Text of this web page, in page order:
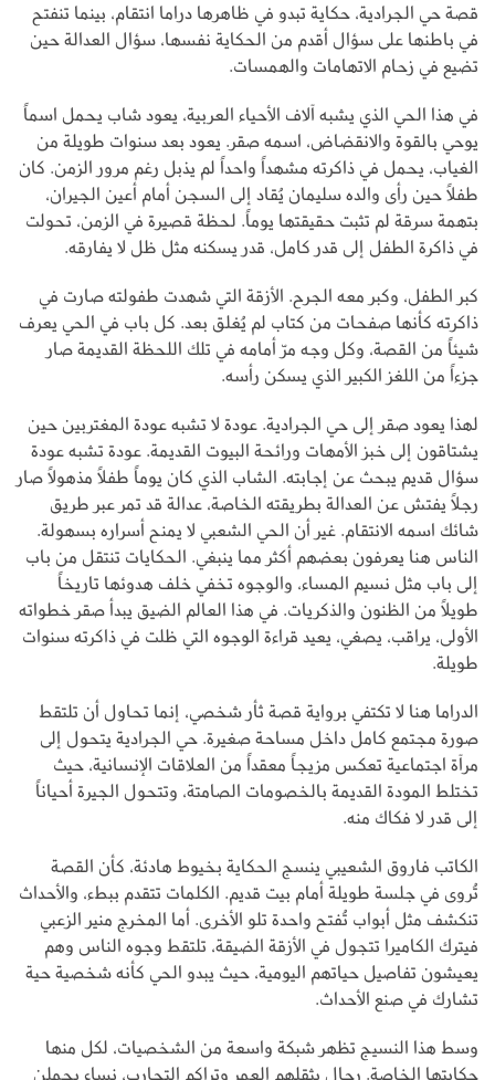
قصة حي الجرادية، حكاية تبدو في ظاهرها دراما انتقام، بينما تنفتح
في باطنها على سؤال أقدم من الحكاية نفسها، سؤال العدالة حين
تضيع في زحام الاتهامات والهمسات.
في هذا الحي الذي يشبه آلاف الأحياء العربية، يعود شاب يحمل اسماً
يوحي بالقوة والانقضاض، اسمه صقر. يعود بعد سنوات طويلة من
الغياب، يحمل في ذاكرته مشهداً واحداً لم يذبل رغم مرور الزمن. كان
طفلاً حين رأى والده سليمان يُقاد إلى السجن أمام أعين الجيران،
بتهمة سرقة لم تثبت حقيقتها يوماً. لحظة قصيرة في الزمن، تحولت
في ذاكرة الطفل إلى قدر كامل، قدر يسكنه مثل ظل لا يفارقه.
كبر الطفل، وكبر معه الجرح. الأزقة التي شهدت طفولته صارت في
ذاكرته كأنها صفحات من كتاب لم يُغلق بعد. كل باب في الحي يعرف
شيئاً من القصة، وكل وجه مرّ أمامه في تلك اللحظة القديمة صار
جزءاً من اللغز الكبير الذي يسكن رأسه.
لهذا يعود صقر إلى حي الجرادية. عودة لا تشبه عودة المغتربين حين
يشتاقون إلى خبز الأمهات ورائحة البيوت القديمة. عودة تشبه عودة
سؤال قديم يبحث عن إجابته. الشاب الذي كان يوماً طفلاً مذهولاً صار
رجلاً يفتش عن العدالة بطريقته الخاصة، عدالة قد تمر عبر طريق
شائك اسمه الانتقام. غير أن الحي الشعبي لا يمنح أسراره بسهولة.
الناس هنا يعرفون بعضهم أكثر مما ينبغي. الحكايات تنتقل من باب
إلى باب مثل نسيم المساء، والوجوه تخفي خلف هدوئها تاريخاً
طويلاً من الظنون والذكريات. في هذا العالم الضيق يبدأ صقر خطواته
الأولى، يراقب، يصغي، يعيد قراءة الوجوه التي ظلت في ذاكرته سنوات
طويلة.
الدراما هنا لا تكتفي برواية قصة ثأر شخصي، إنما تحاول أن تلتقط
صورة مجتمع كامل داخل مساحة صغيرة. حي الجرادية يتحول إلى
مرآة اجتماعية تعكس مزيجاً معقداً من العلاقات الإنسانية، حيث
تختلط المودة القديمة بالخصومات الصامتة، وتتحول الجيرة أحياناً
إلى قدر لا فكاك منه.
الكاتب فاروق الشعيبي ينسج الحكاية بخيوط هادئة، كأن القصة
تُروى في جلسة طويلة أمام بيت قديم. الكلمات تتقدم ببطء، والأحداث
تنكشف مثل أبواب تُفتح واحدة تلو الأخرى. أما المخرج منير الزعبي
فيترك الكاميرا تتجول في الأزقة الضيقة، تلتقط وجوه الناس وهم
يعيشون تفاصيل حياتهم اليومية، حيث يبدو الحي كأنه شخصية حية
تشارك في صنع الأحداث.
وسط هذا النسيج تظهر شبكة واسعة من الشخصيات، لكل منها
حكايتها الخاصة. رجال يثقلهم العمر وتراكم التجارب، نساء يحملن